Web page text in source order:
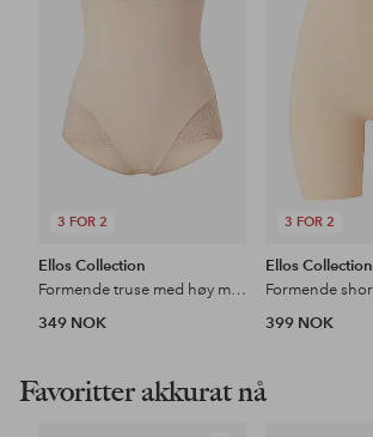
3 FOR 2
favoritter
Ellos Collection
Formende truse med høy midje - medium støtte
349 NOK
3 FOR 2
Ellos Collection
399 NOK
Favoritter akkurat nå